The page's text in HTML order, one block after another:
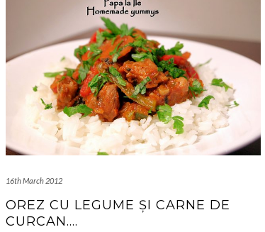
16th March 2012
OREZ CU LEGUME ȘI CARNE DE
CURCAN….